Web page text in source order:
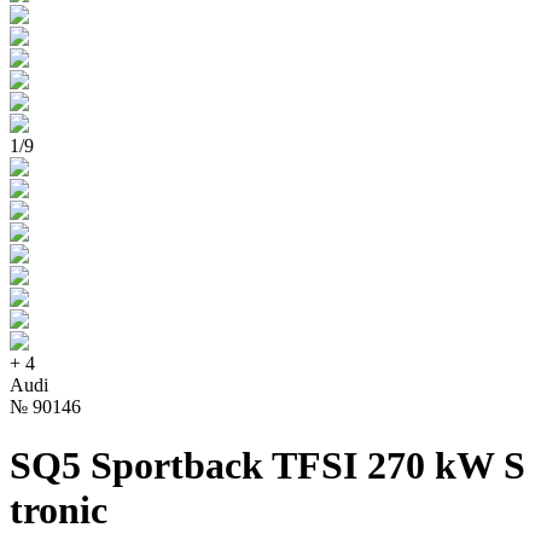
1/9
+ 4
Audi
№ 90146
SQ5 Sportback TFSI 270 kW S
tronic